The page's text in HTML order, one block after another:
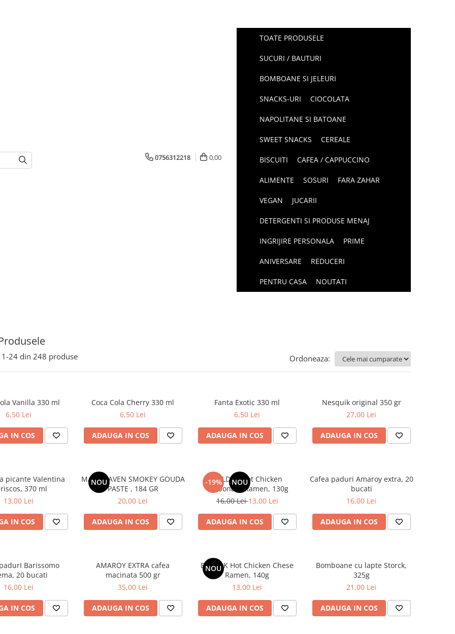
0756312218 0,00
TOATE PRODUSELE
SUCURI / BAUTURI
BOMBOANE SI JELEURI
SNACKS-URI CIOCOLATA
NAPOLITANE SI BATOANE
SWEET SNACKS CEREALE
BISCUITI CAFEA / CAPPUCCINO
ALIMENTE SOSURI FARA ZAHAR
VEGAN JUCARII
DETERGENTI SI PRODUSE MENAJ
INGRIJIRE PERSONALA PRIME
ANIVERSARE REDUCERI
PENTRU CASA NOUTATI
1-24 din 248 produse Ordoneaza:
Vanilla 330 ml
6,50 Lei
IN COS
Coca Cola Cherry 330 ml
6,50 Lei
ADAUGA IN COS
Fanta Exotic 330 ml
6,50 Lei
ADAUGA IN COS
Nesquik original 350 gr
27,00 Lei
ADAUGA IN COS
picante Valentina
370 ml
13,00 Lei
IN COS
NOU
MAC HEAVEN SMOKEY GOUDA
PASTE , 184 GR
20,00 Lei
ADAUGA IN COS
-19% NOU
BULDAK Hot Chicken
Carbonara Ramen, 130g
16,00 Lei13,00 Lei
ADAUGA IN COS
Cafea paduri Amaroy extra, 20
bucati
16,00 Lei
ADAUGA IN COS
Barissomo
20 bucati
16,00 Lei
IN COS
AMAROY EXTRA cafea
macinata 500 gr
35,00 Lei
ADAUGA IN COS
NOU
BULDAK Hot Chicken Chese
Ramen, 140g
13,00 Lei
ADAUGA IN COS
Bomboane cu lapte Storck,
325g
21,00 Lei
ADAUGA IN COS